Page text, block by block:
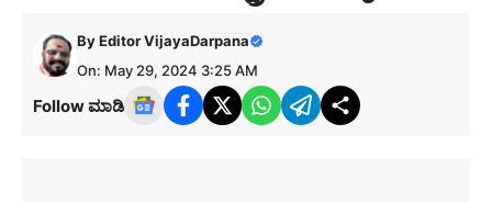
ByEditor VijayaDarpana
On: May 29, 2024 3:25 AM
Follow ಮಾಡಿ